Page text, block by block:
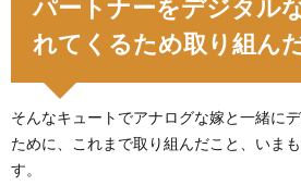
パートナーをデジタル
れてくるため取り組ん
そんなキュートでアナログな嫁と一緒に
ために、これまで取り組んだこと、いま
す。